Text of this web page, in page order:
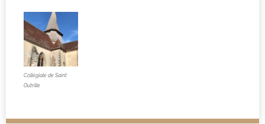
Collégiale de Saint
Outrille